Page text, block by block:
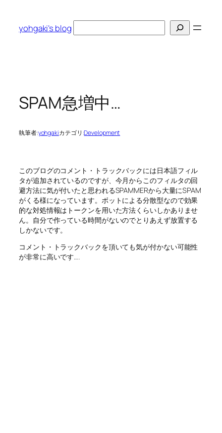
yohgaki's blog
索
SPAM急増中…
執筆者:yohgakiカテゴリ:Development
このブログのコメント・トラックバックには日本語フィル
タが追加されているのですが、今月からこのフィルタの回
避方法に気が付いたと思われるSPAMMERから大量にSPAM
がくる様になっています。ボットによる分散型なので効果
的な対処情報はトークンを用いた方法くらいしかありませ
ん。自分で作っている時間がないのでとりあえず放置する
しかないです。
コメント・トラックバックを頂いても気が付かない可能性
が非常に高いです….